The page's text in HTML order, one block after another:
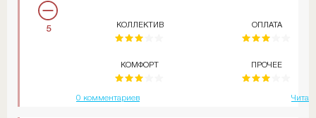
5 КОЛЛЕКТИВ
КОМФОРТ
ОПЛАТА
ПРОЧЕЕ
0 комментариев